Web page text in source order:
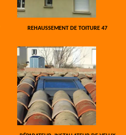
REHAUSSEMENT DE TOITURE 47